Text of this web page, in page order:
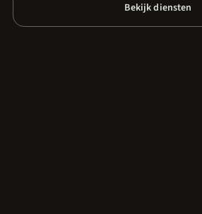
Bekijk diensten